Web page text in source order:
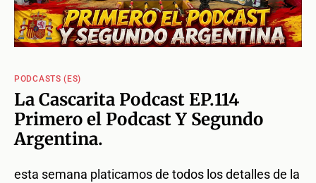
PODCASTS (ES)
La Cascarita Podcast EP.114
Primero el Podcast Y Segundo
Argentina.
esta semana platicamos de todos los detalles de la